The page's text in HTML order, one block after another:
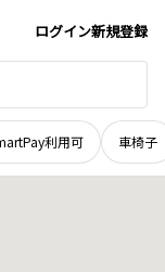
ログイン新規登録
利用可 車椅子